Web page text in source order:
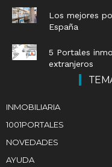
Los mejores
España
5 Portales
extranjeros
INMOBILIARIA
1001PORTALES
NOVEDADES
AYUDA